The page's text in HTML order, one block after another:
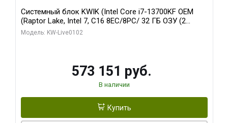
Системный блок KWIK (Intel Core i7-13700KF OEM
(Raptor Lake, Intel 7, C16 8EC/8PC/ 32 ГБ ОЗУ (2
модуля)/ Afox RTX4090 24GB GDDR6X 384-Bit 3xDP
Модель: KW-Live0102
573 151 руб.
В наличии
Купить